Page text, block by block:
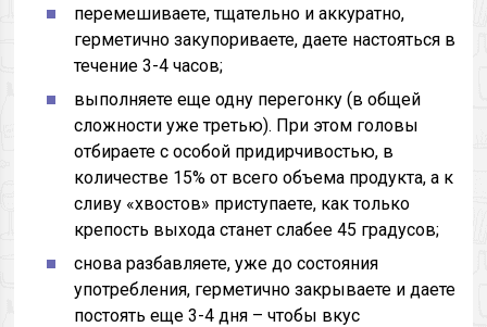
перемешиваете, тщательно и аккуратно,
герметично закупориваете, даете настояться в
течение 3-4 часов;
выполняете еще одну перегонку (в общей
сложности уже третью). При этом головы
отбираете с особой придирчивостью, в
количестве 15% от всего объема продукта, а к
сливу «хвостов» приступаете, как только
крепость выхода станет слабее 45 градусов;
снова разбавляете, уже до состояния
употребления, герметично закрываете и даете
постоять еще 3-4 дня – чтобы вкус